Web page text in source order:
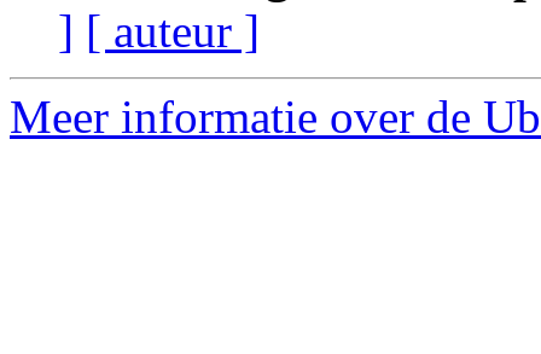
] [ auteur ]
Meer informatie over de